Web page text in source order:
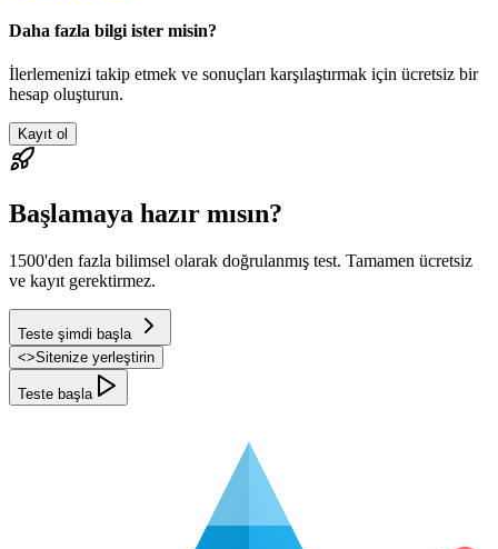
Daha fazla bilgi ister misin?
İlerlemenizi takip etmek ve sonuçları karşılaştırmak için ücretsiz bir
hesap oluşturun.
Kayıt ol
Başlamaya hazır mısın?
1500'den fazla bilimsel olarak doğrulanmış test. Tamamen ücretsiz
ve kayıt gerektirmez.
Teste şimdi başla
<>Sitenize yerleştirin
Teste başla